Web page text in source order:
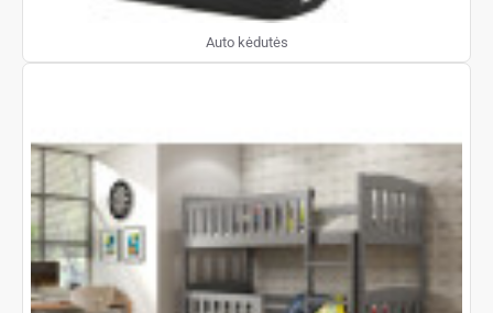
Auto kėdutės